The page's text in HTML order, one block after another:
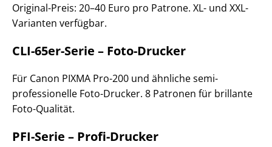
Original-Preis: 20–40 Euro pro Patrone. XL- und XXL-
Varianten verfügbar.
CLI-65er-Serie – Foto-Drucker
Für Canon PIXMA Pro-200 und ähnliche semi-
professionelle Foto-Drucker. 8 Patronen für brillante
Foto-Qualität.
PFI-Serie – Profi-Drucker